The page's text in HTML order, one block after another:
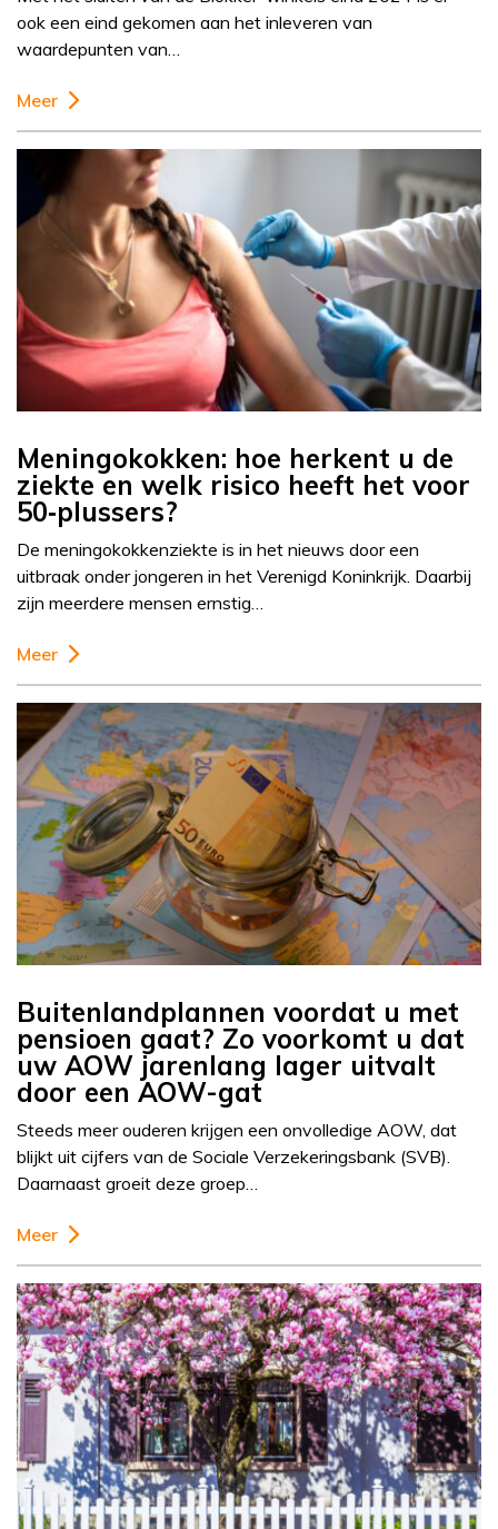
ook een eind gekomen aan het inleveren van
waardepunten van…
Meer
Meningokokken: hoe herkent u de
ziekte en welk risico heeft het voor
50‑plussers?
De meningokokkenziekte is in het nieuws door een
uitbraak onder jongeren in het Verenigd Koninkrijk. Daarbij
zijn meerdere mensen ernstig…
Meer
Buitenlandplannen voordat u met
pensioen gaat? Zo voorkomt u dat
uw AOW jarenlang lager uitvalt
door een AOW-gat
Steeds meer ouderen krijgen een onvolledige AOW, dat
blijkt uit cijfers van de Sociale Verzekeringsbank (SVB).
Daarnaast groeit deze groep…
Meer